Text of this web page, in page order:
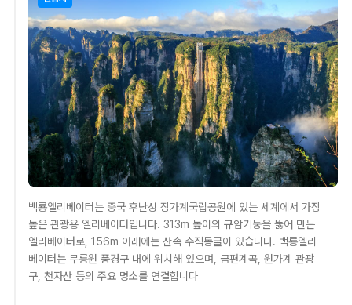
백룡엘리베이터는 중국 후난성 장가계국립공원에 있는 세계에서 가장
높은 관광용 엘리베이터입니다. 313m 높이의 규암기둥을 뚫어 만든
엘리베이터로, 156m 아래에는 산속 수직동굴이 있습니다. 백룡엘리
베이터는 무릉원 풍경구 내에 위치해 있으며, 금편계곡, 원가계 관광
구, 천자산 등의 주요 명소를 연결합니다